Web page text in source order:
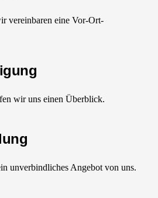
vereinbaren eine Vor-Ort-
wir uns einen Überblick.
unverbindliches Angebot von uns.